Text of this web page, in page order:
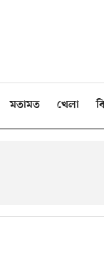
মতামত খেলা